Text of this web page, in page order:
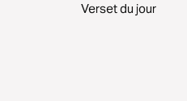
Verset du jour